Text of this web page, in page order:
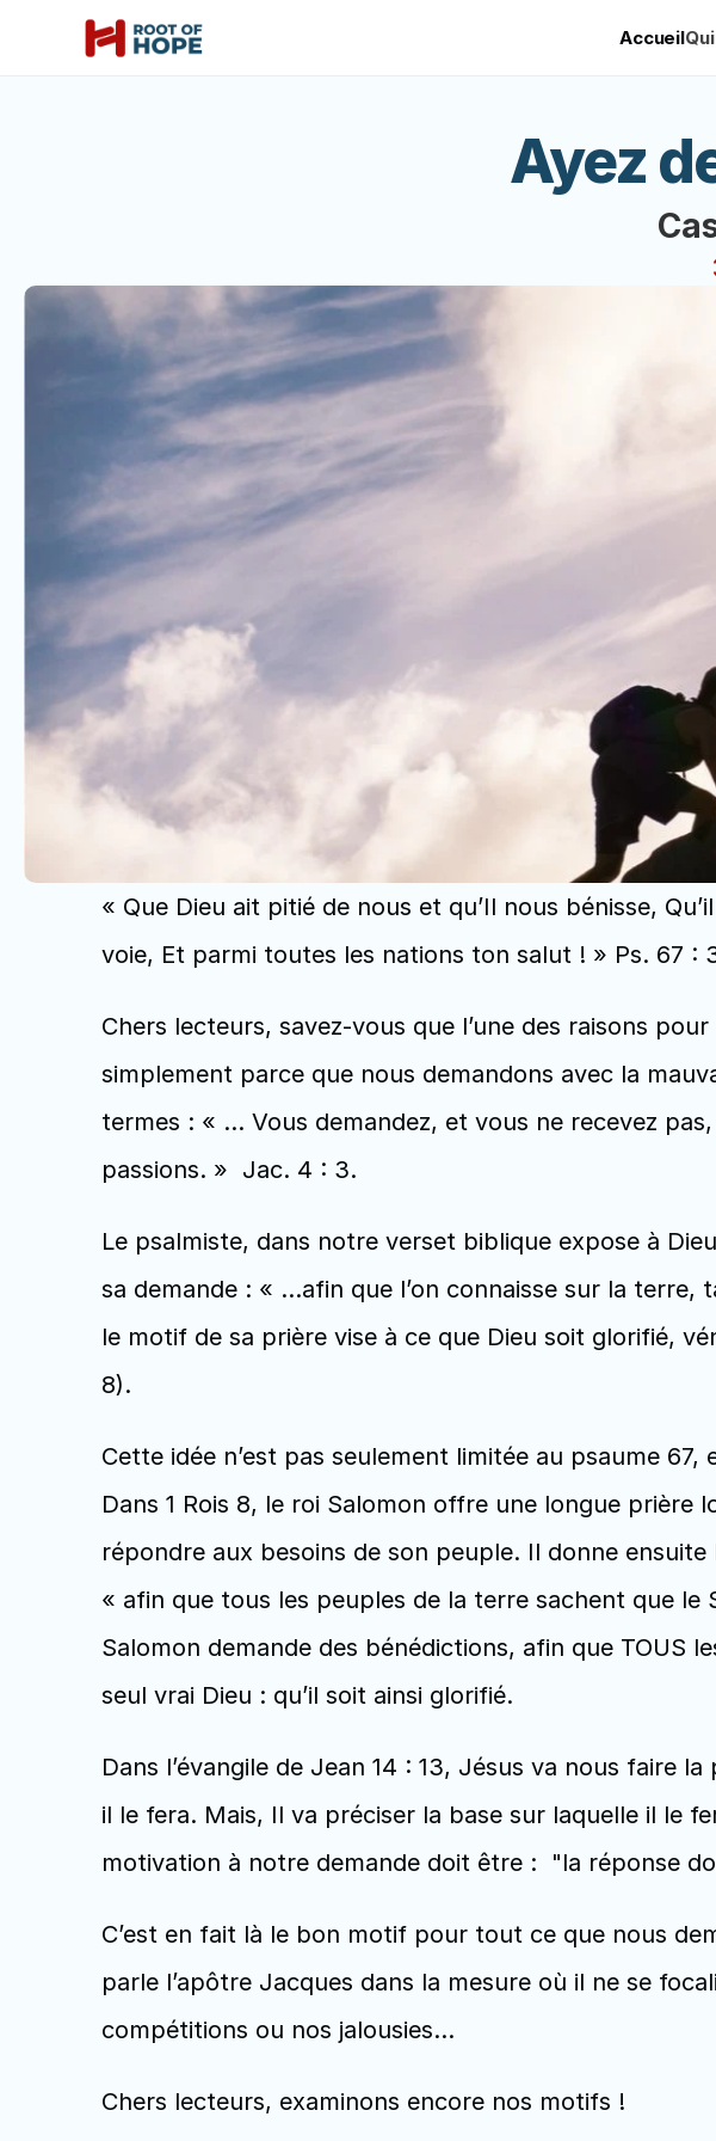
Accueil
Ayez
« Que Dieu ait pitié de nous et qu’Il nous bénisse,
voie, Et parmi toutes les nations ton salut ! » Ps. 67 :
Chers lecteurs, savez-vous que l’une des raisons
simplement parce que nous demandons avec la
termes : « … Vous demandez, et vous ne recevez
passions. »  Jac. 4 : 3.
Le psalmiste, dans notre verset biblique expose à
sa demande : « …afin que l’on connaisse sur la
le motif de sa prière vise à ce que Dieu soit glorifié,
8).
Cette idée n’est pas seulement limitée au psaume
Dans 1 Rois 8, le roi Salomon offre une longue
répondre aux besoins de son peuple. Il donne
« afin que tous les peuples de la terre sachent que
Salomon demande des bénédictions, afin que TOUS
seul vrai Dieu : qu’il soit ainsi glorifié.
Dans l’évangile de Jean 14 : 13, Jésus va nous faire
il le fera. Mais, Il va préciser la base sur laquelle il le
motivation à notre demande doit être :  "la réponse
C’est en fait là le bon motif pour tout ce que nous
parle l’apôtre Jacques dans la mesure où il ne se
compétitions ou nos jalousies...
Chers lecteurs, examinons encore nos motifs !